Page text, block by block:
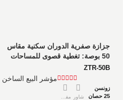
الكبيرة
ZTR-50B
مؤشر البيع الساخن
زونسن
25 حصان
شاور